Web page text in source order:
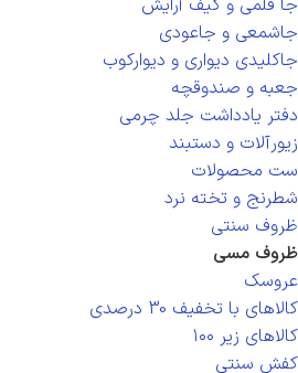
جا قلمی و کیف آرایش
جاشمعی و جاعودی
جاکلیدی دیواری و دیوارکوب
جعبه و صندوقچه
دفتر یادداشت جلد چرمی
زیورآلات و دستبند
ست محصولات
شطرنج و تخته نرد
ظروف سنتی
ظروف مسی
عروسک
کالاهای با تخفیف 30 درصدی
کالاهای زیر ۱۰۰
کفش سنتی